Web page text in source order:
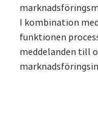
I kombination
funktionen
meddelanden till